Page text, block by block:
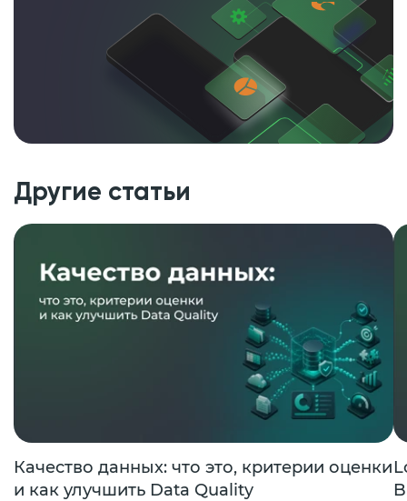
Другие статьи
Качество данных: что это, критерии оценки
и как улучшить Data Quality